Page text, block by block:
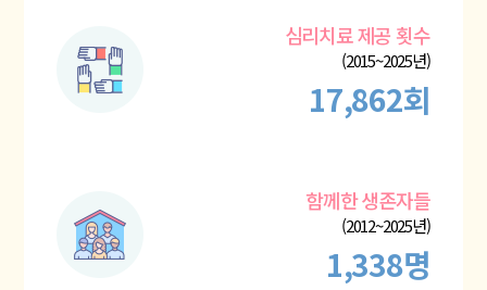
심리치료 제공 횟수
(2015~2025년)
17,862회
함께한 생존자들
(2012~2025년)
1,338명